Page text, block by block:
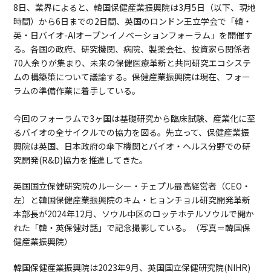
8日、業界によると、韓国保健産業振興院は3月5日（以下、現地
時間）から6日までの2日間、英国のロンドン王立学会で「韓・
英・日バイオ-AIオープンイノベーションフォーラム」を開催す
る。各国の政府、研究機関、病院、製薬会社、投資家ら関係者
70人余りが集まり、未来の保健医療革新と共同研究エコシステ
ムの構築策について議論する。保健産業振興院は現在、フォー
ラムの準備作業に着手している。
今回のフォーラムで3ヶ国は基礎研究から臨床試験、産業化に至
るバイオの全サイクルでの協力を図る。先立って、保健産業振
興院は英国、日本政府の傘下機関とバイオ・ヘルス分野での研
究開発(R&D)協力を推進してきた。
英国国立保健研究院のルーシー・チェプル最高経営者（CEO・
左）と韓国保健産業振興院のキム・ヒョンチョル研究開発革新
本部長が2024年12月、ソウル中区のロッテホテルソウルで開か
れた「韓・英保健対話」で記念撮影している。（写真＝韓国保
健産業振興院）
韓国保健産業振興院は2023年9月、英国国立保健研究院(NIHR)